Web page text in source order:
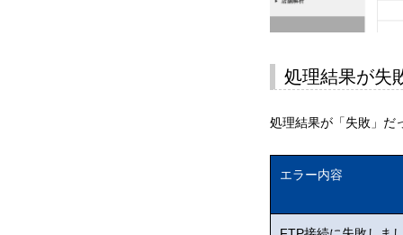
処理結果が失
処理結果が「失敗」だ
エラー内容